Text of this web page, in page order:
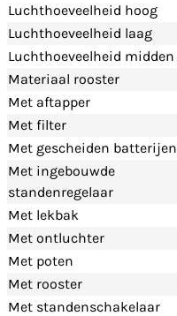
Luchthoeveelheid hoog
Luchthoeveelheid laag
Luchthoeveelheid midden
Materiaal rooster
Met aftapper
Met filter
Met gescheiden batterijen
Met ingebouwde
standenregelaar
Met lekbak
Met ontluchter
Met poten
Met rooster
Met standenschakelaar